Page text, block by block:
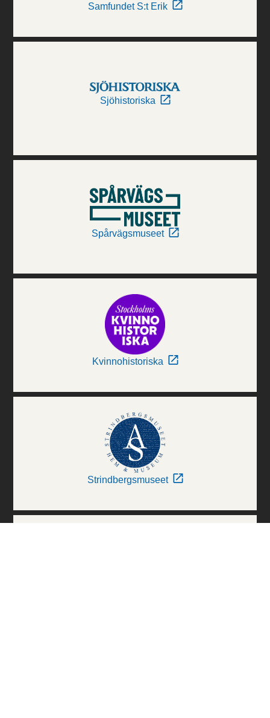
Samfundet S:t Erik
Sjöhistoriska
Spårvägsmuseet
Kvinnohistoriska
Strindbergsmuseet